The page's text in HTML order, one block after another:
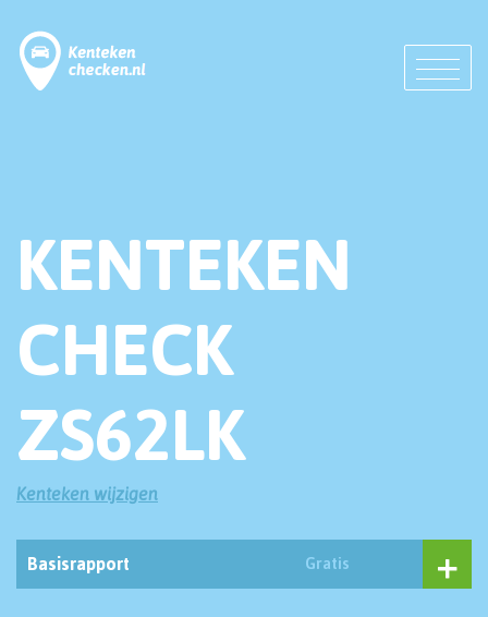
KENTEKEN
CHECK
ZS62LK
Kenteken wijzigen
Basisrapport Gratis